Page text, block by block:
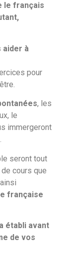
le français
aider à
pour
, les
le
immergeront
seront tout
cours que
française
établi avant
de vos